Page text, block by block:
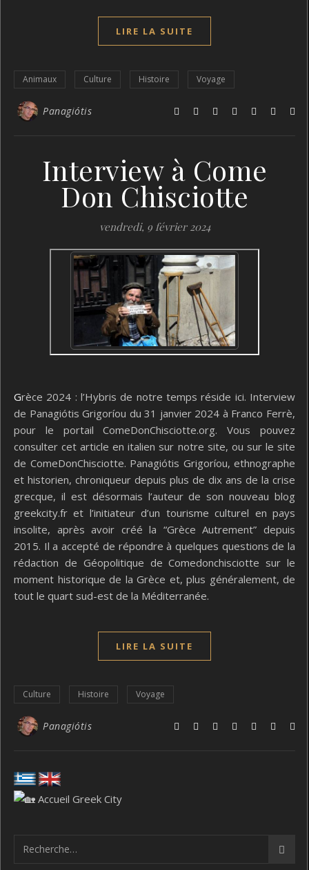
LIRE LA SUITE
Animaux Culture Histoire Voyage
Panagiótis
Interview à Come
Don Chisciotte
vendredi, 9 février 2024
Grèce 2024 : l’Hybris de notre temps réside ici. Interview
de Panagiótis Grigoríou du 31 janvier 2024 à Franco Ferrè,
pour le portail ComeDonChisciotte.org. Vous pouvez
consulter cet article en italien sur notre site, ou sur le site
de ComeDonChisciotte. Panagiótis Grigoríou, ethnographe
et historien, chroniqueur depuis plus de dix ans de la crise
grecque, il est désormais l’auteur de son nouveau blog
greekcity.fr et l’initiateur d’un tourisme culturel en pays
insolite, après avoir créé la “Grèce Autrement” depuis
2015. Il a accepté de répondre à quelques questions de la
rédaction de Géopolitique de Comedonchisciotte sur le
moment historique de la Grèce et, plus généralement, de
tout le quart sud-est de la Méditerranée.
LIRE LA SUITE
Culture Histoire Voyage
Panagiótis